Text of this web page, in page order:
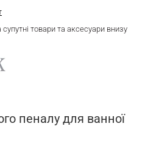
товари та аксесуари внизу
пеналу для ванної